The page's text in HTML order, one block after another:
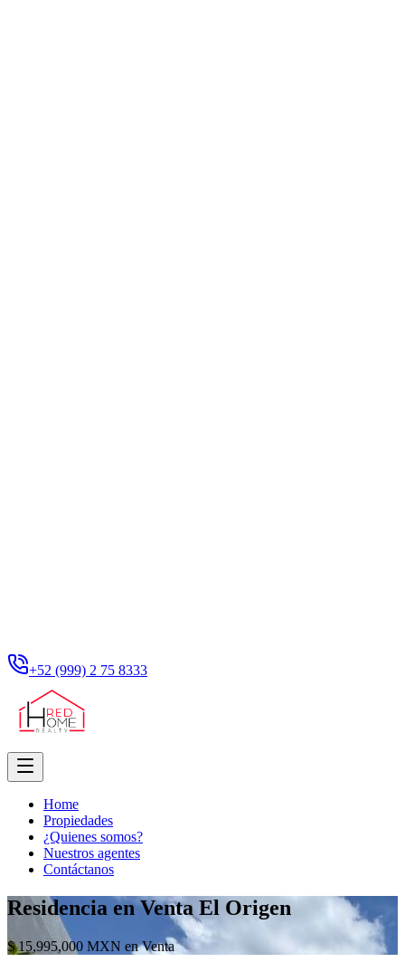
+52 (999) 2 75 8333
Home
Propiedades
¿Quienes somos?
Nuestros agentes
Contáctanos
Residencia en Venta El Origen
$ 15,995,000 MXN en Venta